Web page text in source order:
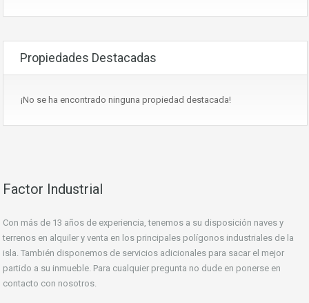
Propiedades Destacadas
¡No se ha encontrado ninguna propiedad destacada!
Factor Industrial
Con más de 13 años de experiencia, tenemos a su disposición naves y
terrenos en alquiler y venta en los principales polígonos industriales de la
isla. También disponemos de servicios adicionales para sacar el mejor
partido a su inmueble. Para cualquier pregunta no dude en ponerse en
contacto con nosotros.